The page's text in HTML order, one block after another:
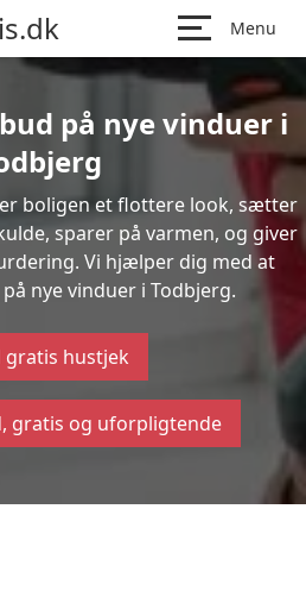
Menu
på nye vinduer i
boligen et flottere look, sætter
sparer på varmen, og giver
Vi hjælper dig med at
nye vinduer i Todbjerg.
gratis hustjek
gratis og uforpligtende